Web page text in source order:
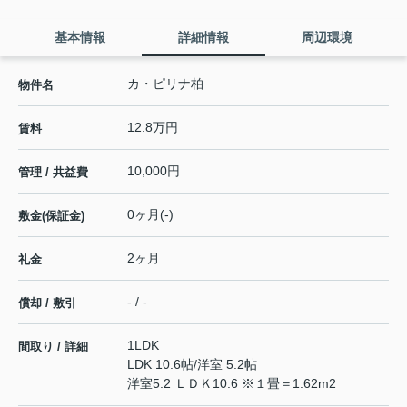
基本情報 詳細情報 周辺環境
物件名 カ・ピリナ柏
賃料 12.8万円
管理 / 共益費 10,000円
敷金(保証金) 0ヶ月(-)
礼金 2ヶ月
償却 / 敷引 - / -
間取り / 詳細
1LDK
LDK 10.6帖/洋室 5.2帖
洋室5.2 ＬＤＫ10.6 ※１畳＝1.62m2